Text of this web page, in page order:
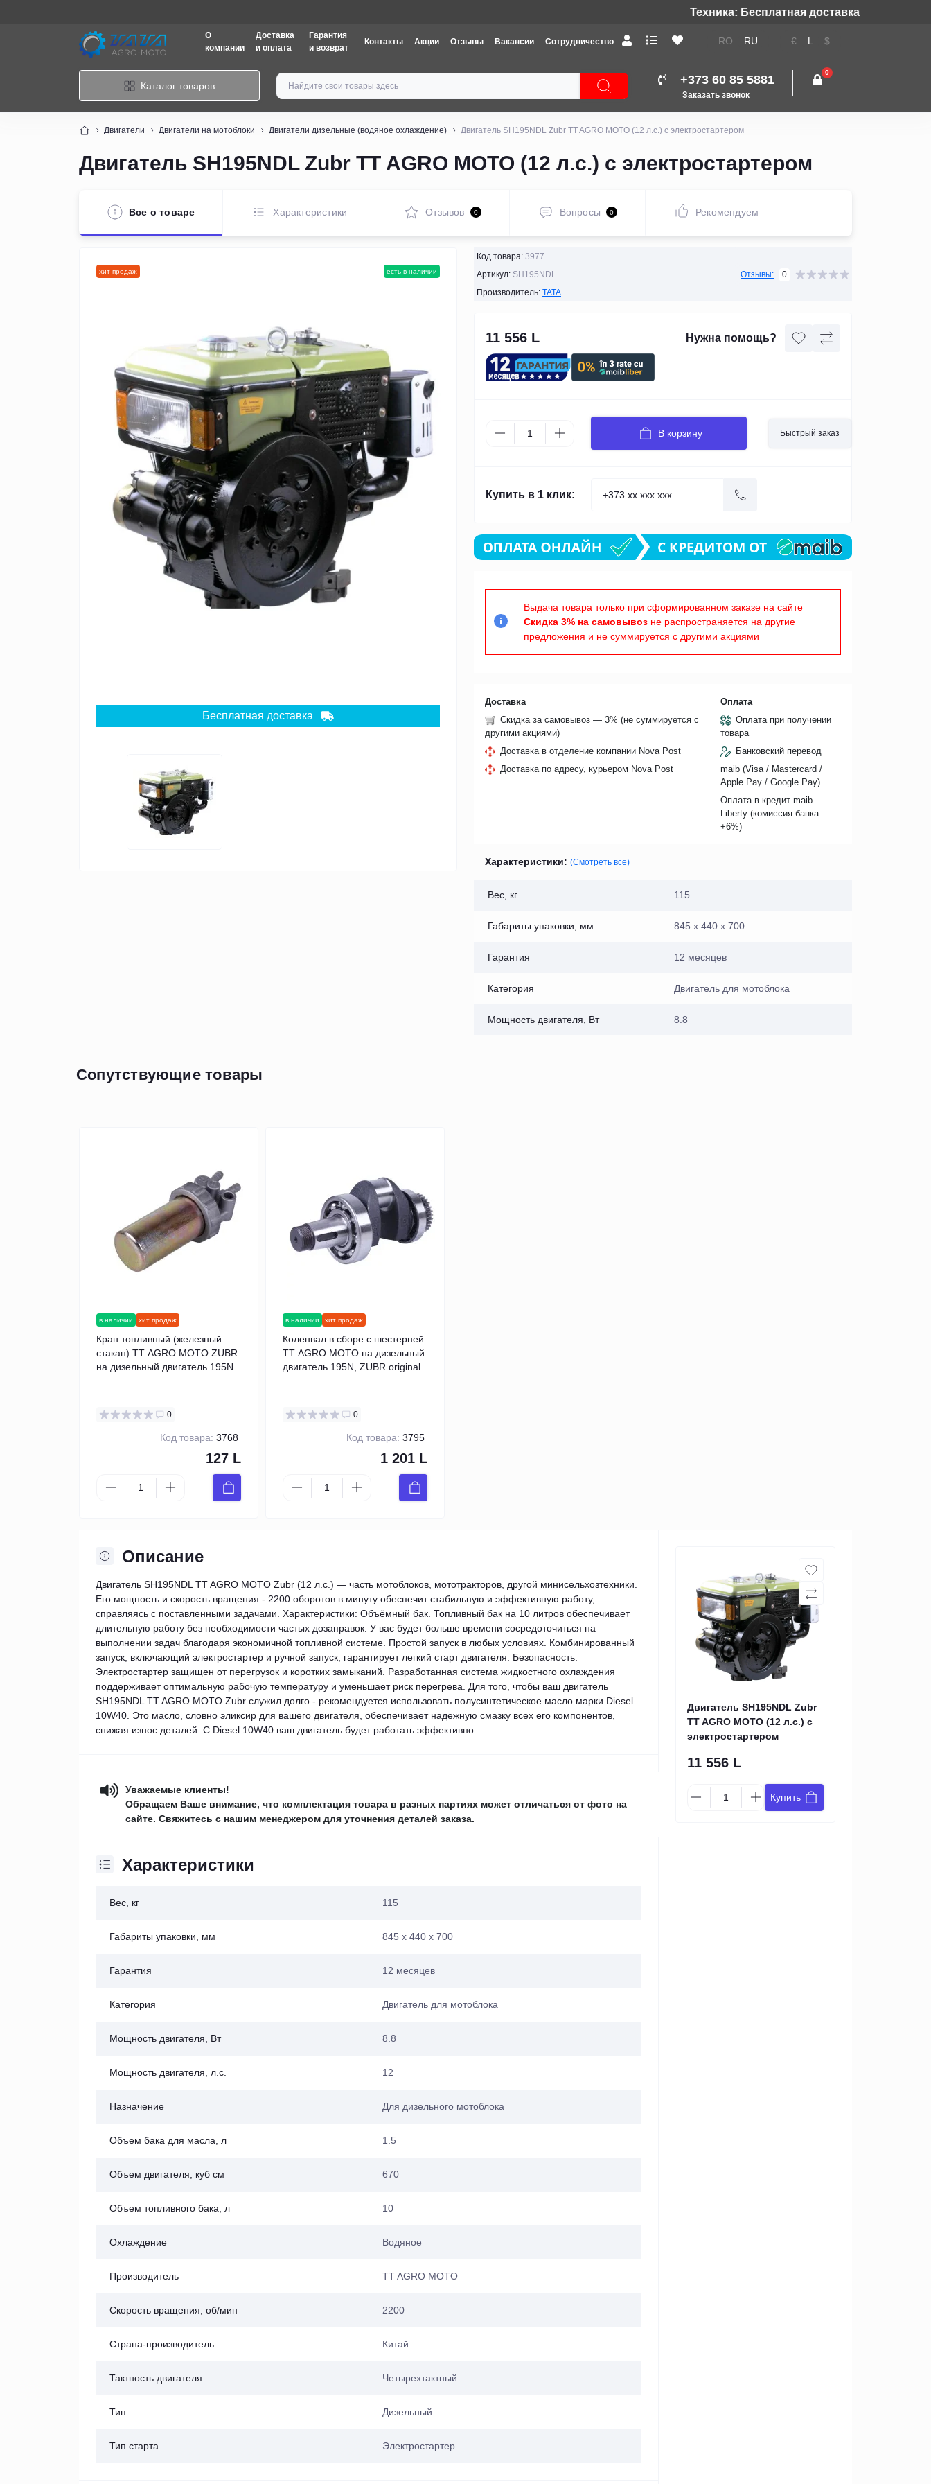
О
компании
Доставка
и оплата
Гарантия
и возврат
Контакты Акции Отзывы Вакансии Сотрудничество RO RU € L $
Каталог товаров +373 60 85 5881
Заказать звонок
0
Двигатели Двигатели на мотоблоки Двигатели дизельные (водяное охлаждение) Двигатель SH195NDL Zubr TT AGRO MOTO (12 л.с.) с электростартером
Двигатель SH195NDL Zubr TT AGRO MOTO (12 л.с.) с электростартером
Все о товаре Характеристики Отзывов 0 Вопросы 0 Рекомендуем
хит продаж есть в наличии
Бесплатная доставка
Код товара: 3977
Артикул: SH195NDL
Производитель: TATA
Отзывы: 0
11 556 L Нужна помощь?
В корзину Быстрый заказ
Купить в 1 клик:
i
Выдача товара только при сформированном заказе на сайте
Скидка 3% на самовывозне распространяется на другие
предложения и не суммируется с другими акциями
Доставка
Скидка за самовывоз — 3% (не суммируется с
другими акциями)
Доставка в отделение компании Nova Post
Доставка по адресу, курьером Nova Post
Оплата
Оплата при получении
товара
Банковский перевод
maib (Visa / Mastercard /
Apple Pay / Google Pay)
Оплата в кредит maib
Liberty (комиссия банкa
+6%)
Характеристики: (Смотреть все)
Вес, кг 115
Габариты упаковки, мм 845 х 440 х 700
Гарантия 12 месяцев
Категория Двигатель для мотоблока
Мощность двигателя, Вт 8.8
Сопутствующие товары
в наличии хит продаж
Кран топливный (железный
стакан) TT AGRO MOTO ZUBR
на дизельный двигатель 195N
0
Код товара: 3768
127 L
в наличии хит продаж
Коленвал в сборе с шестерней
TT AGRO MOTO на дизельный
двигатель 195N, ZUBR original
0
Код товара: 3795
1 201 L
Описание
Двигатель SH195NDL TT AGRO MOTO Zubr (12 л.с.) — часть мотоблоков, мототракторов, другой минисельхозтехники.
Его мощность и скорость вращения - 2200 оборотов в минуту обеспечит стабильную и эффективную работу,
справляясь с поставленными задачами. Характеристики: Объёмный бак. Топливный бак на 10 литров обеспечивает
длительную работу без необходимости частых дозаправок. У вас будет больше времени сосредоточиться на
выполнении задач благодаря экономичной топливной системе. Простой запуск в любых условиях. Комбинированный
запуск, включающий электростартер и ручной запуск, гарантирует легкий старт двигателя. Безопасность.
Электростартер защищен от перегрузок и коротких замыканий. Разработанная система жидкостного охлаждения
поддерживает оптимальную рабочую температуру и уменьшает риск перегрева. Для того, чтобы ваш двигатель
SH195NDL TT AGRO MOTO Zubr служил долго - рекомендуется использовать полусинтетическое масло марки Diesel
10W40. Это масло, словно эликсир для вашего двигателя, обеспечивает надежную смазку всех его компонентов,
снижая износ деталей. С Diesel 10W40 ваш двигатель будет работать эффективно.
Уважаемые клиенты!
Обращаем Ваше внимание, что комплектация товара в разных партиях может отличаться от фото на
сайте. Свяжитесь с нашим менеджером для уточнения деталей заказа.
Характеристики
Вес, кг 115
Габариты упаковки, мм 845 х 440 х 700
Гарантия 12 месяцев
Категория Двигатель для мотоблока
Мощность двигателя, Вт 8.8
Мощность двигателя, л.с. 12
Назначение Для дизельного мотоблока
Объем бака для масла, л 1.5
Объем двигателя, куб см 670
Объем топливного бака, л 10
Охлаждение Водяное
Производитель TT AGRO MOTO
Скорость вращения, об/мин 2200
Страна-производитель Китай
Тактность двигателя Четырехтактный
Тип Дизельный
Тип старта Электростартер
Двигатель SH195NDL Zubr
TT AGRO MOTO (12 л.с.) с
электростартером
11 556 L
Купить